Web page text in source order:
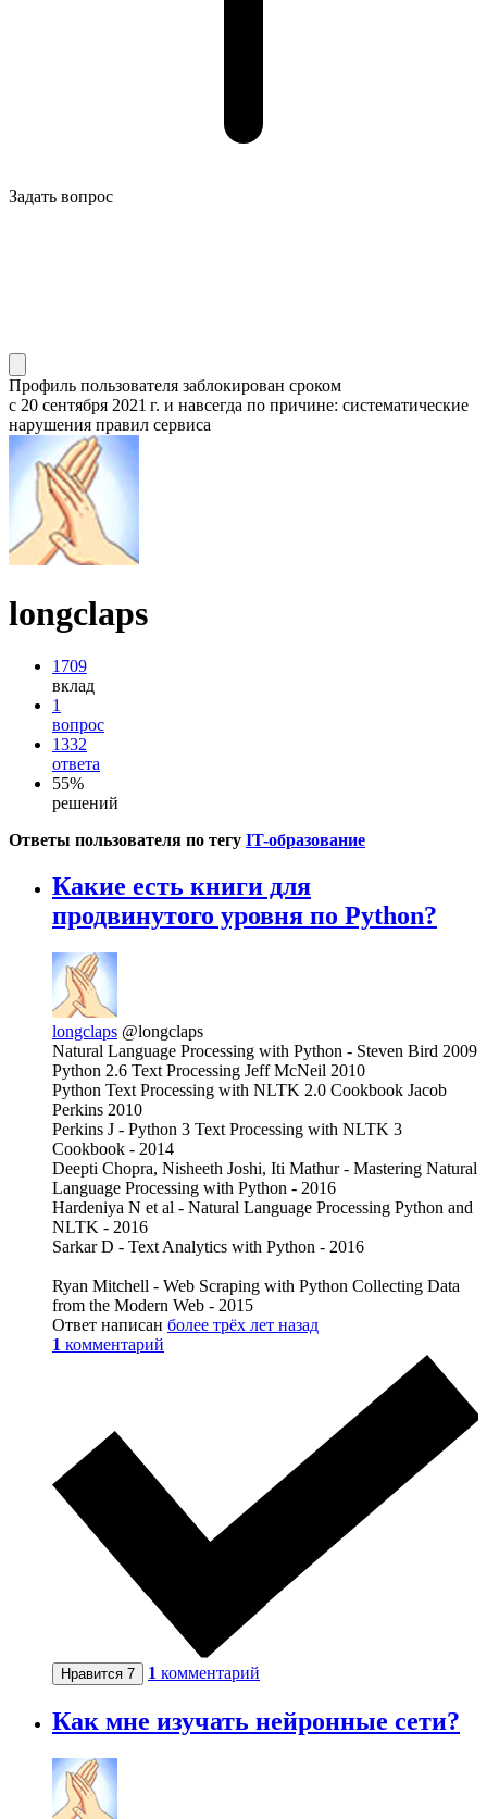
Задать вопрос
Профиль пользователя заблокирован сроком
с 20 сентября 2021 г. и навсегда по причине: систематические
нарушения правил сервиса
longclaps
1709
вклад
1
вопрос
1332
ответа
55%
решений
Ответы пользователя по тегу IT-образование
Какие есть книги для
продвинутого уровня по Python?
longclaps @longclaps
Natural Language Processing with Python - Steven Bird 2009
Python 2.6 Text Processing Jeff McNeil 2010
Python Text Processing with NLTK 2.0 Cookbook Jacob
Perkins 2010
Perkins J - Python 3 Text Processing with NLTK 3
Cookbook - 2014
Deepti Chopra, Nisheeth Joshi, Iti Mathur - Mastering Natural
Language Processing with Python - 2016
Hardeniya N et al - Natural Language Processing Python and
NLTK - 2016
Sarkar D - Text Analytics with Python - 2016
Ryan Mitchell - Web Scraping with Python Collecting Data
from the Modern Web - 2015
Ответ написан более трёх лет назад
1 комментарий
Нравится 7 1 комментарий
Как мне изучать нейронные сети?